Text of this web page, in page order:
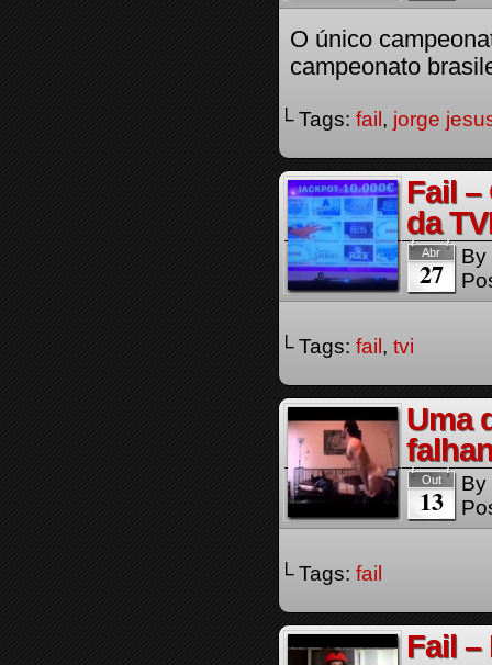
O único
campeonato
└ Tags: fail , jorge
Fail –
da
Abr
27
By
└ Tags: fail , tvi
Uma
Out
13
By
└ Tags: fail
Fail –